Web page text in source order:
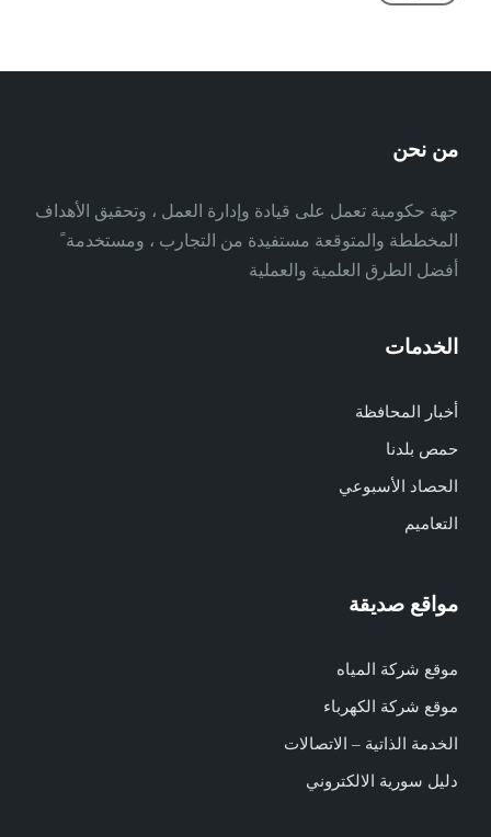
من نحن
جهة حكومية تعمل على قيادة وإدارة العمل ، وتحقيق الأهداف
المخططة والمتوقعة مستفيدة من التجارب ، ومستخدمة ً
أفضل الطرق العلمية والعملية
الخدمات
أخبار المحافظة
حمص بلدنا
الحصاد الأسبوعي
التعاميم
مواقع صديقة
موقع شركة المياه
موقع شركة الكهرباء
الخدمة الذاتية – الاتصالات
دليل سورية الالكتروني